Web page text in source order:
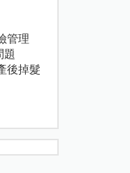
管理
題
後掉髮